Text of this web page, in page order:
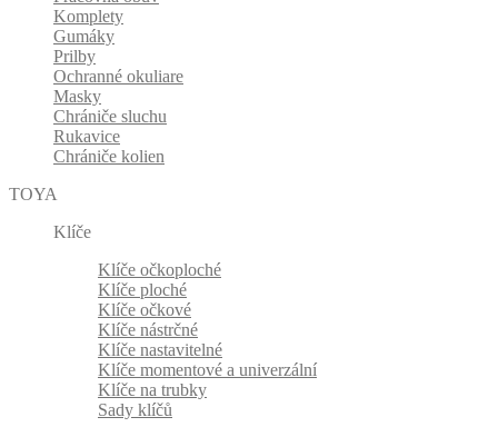
Komplety
Gumáky
Prilby
Ochranné okuliare
Masky
Chrániče sluchu
Rukavice
Chrániče kolien
TOYA
Klíče
Klíče očkoploché
Klíče ploché
Klíče očkové
Klíče nástrčné
Klíče nastavitelné
Klíče momentové a univerzální
Klíče na trubky
Sady klíčů